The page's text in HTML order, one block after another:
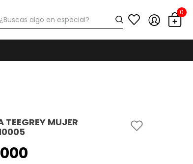
algo en especial? 0
TEEGREY MUJER
000